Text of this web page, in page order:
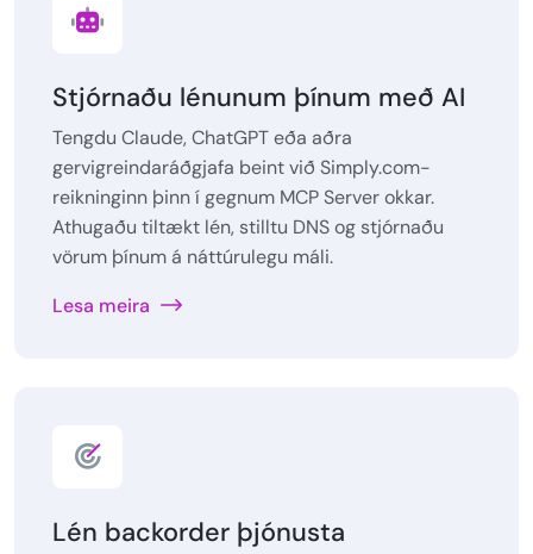
Stjórnaðu lénunum þínum með AI
Tengdu Claude, ChatGPT eða aðra
gervigreindaráðgjafa beint við Simply.com-
reikninginn þinn í gegnum MCP Server okkar.
Athugaðu tiltækt lén, stilltu DNS og stjórnaðu
vörum þínum á náttúrulegu máli.
Lesa meira
Lén backorder þjónusta